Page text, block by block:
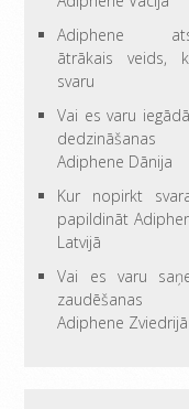
Adiphene
ātrākais veids,
svaru
Vai es varu
dedzināšanas
Adiphene Dānija
Kur nopirkt
papildināt
Latvijā
Vai es varu
zaudēšanas
Adiphene Zviedrijā